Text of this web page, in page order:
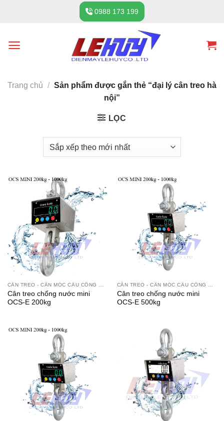
0988 173 199
Trang chủ / Sản phẩm được gắn thẻ “đại lý cân treo hà
nội”
LỌC
Cân treo chống nước mini
OCS-E 200kg
Cân treo chống nước mini
OCS-E 500kg